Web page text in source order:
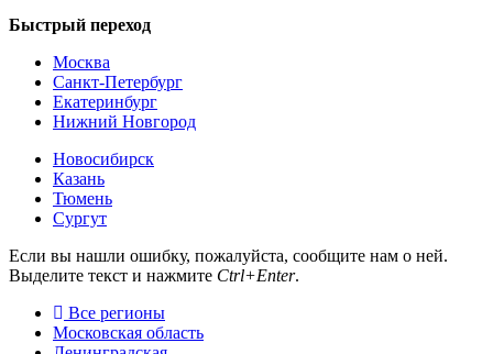
Быстрый переход
Москва
Санкт-Петербург
Екатеринбург
Нижний Новгород
Новосибирск
Казань
Тюмень
Сургут
Если вы нашли ошибку, пожалуйста, сообщите нам о ней.
Выделите текст и нажмите Ctrl+Enter.
Все регионы
Московская область